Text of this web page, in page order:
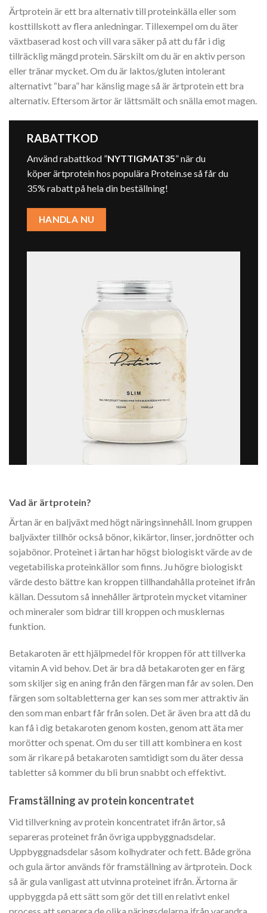
Ärtprotein är ett bra alternativ till proteinkälla eller som
kosttillskott av flera anledningar. Tillexempel om du äter
växtbaserad kost och vill vara säker på att du får i dig
tillräcklig mängd protein. Särskilt om du är en aktiv person
eller tränar mycket. Om du är laktos/gluten intolerant
alternativt “bara” har känslig mage så är ärtprotein ett bra
alternativ. Eftersom ärtor är lättsmält och snälla emot magen.
RABATTKOD
Använd rabattkod ”NYTTIGMAT35” när du
köper ärtprotein hos populära Protein.seså får du
35% rabatt på hela din beställning!
HANDLA NU
Vad är ärtprotein?
Ärtan är en baljväxt med högt näringsinnehåll. Inom gruppen
baljväxter tillhör också bönor, kikärtor, linser, jordnötter och
sojabönor. Proteinet i ärtan har högst biologiskt värde av de
vegetabiliska proteinkällor som finns. Ju högre biologiskt
värde desto bättre kan kroppen tillhandahålla proteinet ifrån
källan. Dessutom så innehåller ärtprotein mycket vitaminer
och mineraler som bidrar till kroppen och musklernas
funktion.
Betakaroten är ett hjälpmedel för kroppen för att tillverka
vitamin A vid behov. Det är bra då betakaroten ger en färg
som skiljer sig en aning från den färgen man får av solen. Den
färgen som soltabletterna ger kan ses som mer attraktiv än
den som man enbart får från solen. Det är även bra att då du
kan få i dig betakaroten genom kosten, genom att äta mer
morötter och spenat. Om du ser till att kombinera en kost
som är rikare på betakaroten samtidigt som du äter dessa
tabletter så kommer du bli brun snabbt och effektivt.
Framställning av protein koncentratet
Vid tillverkning av protein koncentratet ifrån ärtor, så
separeras proteinet från övriga uppbyggnadsdelar.
Uppbyggnadsdelar såsom kolhydrater och fett. Både gröna
och gula ärtor används för framställning av ärtprotein. Dock
så är gula vanligast att utvinna proteinet ifrån. Ärtorna är
uppbyggda på ett sätt som gör det till en relativt enkel